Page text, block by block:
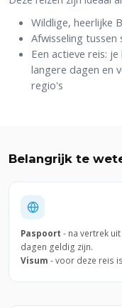
Wildlige, heerlijke
Afwisseling tussen
Een actieve reis:
langere dagen en
regio's
Belangrijk te
Paspoort - na vertrek
dagen geldig zijn.
Visum - voor deze reis